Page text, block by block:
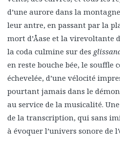
d’une aurore dans la
leur antre, en passant par la
mort d’Åase et la virevoltante
la coda culmine sur des
en reste bouche bée, le souffle
échevelée, d’une vélocité
pourtant jamais dans le
au service de la musicalité.
de la transcription, qui sans
à évoquer l’univers sonore de